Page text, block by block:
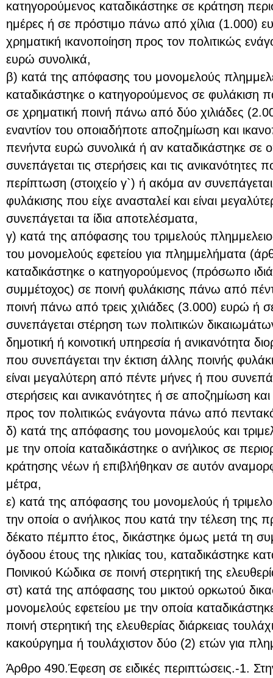
κατηγορούμενος καταδικάστηκε σε κράτηση
ημέρες ή σε πρόστιμο πάνω από χίλια (1.000)
χρηματική ικανοποίηση προς τον πολιτικώς
ευρώ συνολικά,
β) κατά της απόφασης του μονομελούς
καταδικάστηκε ο κατηγορούμενος σε φυλάκιση
σε χρηματική ποινή πάνω από δύο χιλιάδες
εναντίον του οποιαδήποτε αποζημίωση και
πενήντα ευρώ συνολικά ή αν καταδικάστηκε σε
συνεπάγεται τις στερήσεις και τις ανικανότητες
περίπτωση (στοιχείο γ`) ή ακόμα αν
φυλάκισης που είχε ανασταλεί και είναι
συνεπάγεται τα ίδια αποτελέσματα,
γ) κατά της απόφασης του τριμελούς
του μονομελούς εφετείου για πλημμελήματα
καταδικάστηκε ο κατηγορούμενος (πρόσωπο
συμμέτοχος) σε ποινή φυλάκισης πάνω από
ποινή πάνω από τρεις χιλιάδες (3.000) ευρώ ή
συνεπάγεται στέρηση των πολιτικών
δημοτική ή κοινοτική υπηρεσία ή ανικανότητα
που συνεπάγεται την έκτιση άλλης ποινής
είναι μεγαλύτερη από πέντε μήνες ή που
στερήσεις και ανικανότητες ή σε αποζημίωση
προς τον πολιτικώς ενάγοντα πάνω από
δ) κατά της απόφασης του μονομελούς και
με την οποία καταδικάστηκε ο ανήλικος σε
κράτησης νέων ή επιβλήθηκαν σε αυτόν
μέτρα,
ε) κατά της απόφασης του μονομελούς ή
την οποία ο ανήλικος που κατά την τέλεση της
δέκατο πέμπτο έτος, δικάστηκε όμως μετά τη
όγδοου έτους της ηλικίας του, καταδικάστηκε
Ποινικού Κώδικα σε ποινή στερητική της
στ) κατά της απόφασης του μικτού ορκωτού
μονομελούς εφετείου με την οποία
ποινή στερητική της ελευθερίας διάρκειας
κακούργημα ή τουλάχιστον δύο (2) ετών για
Άρθρο 490.Έφεση σε ειδικές περιπτώσεις.-1.